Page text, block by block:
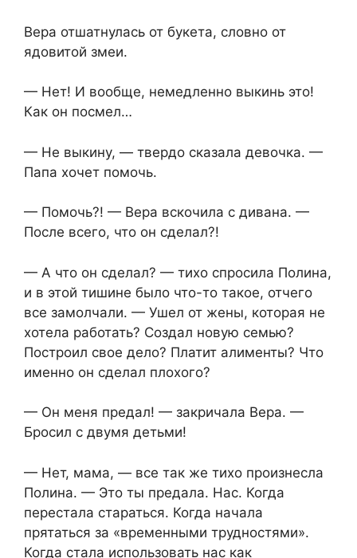
Вера отшатнулась от букета, словно от
ядовитой змеи.
— Нет! И вообще, немедленно выкинь это!
Как он посмел…
— Не выкину, — твердо сказала девочка. —
Папа хочет помочь.
— Помочь?! — Вера вскочила с дивана. —
После всего, что он сделал?!
— А что он сделал? — тихо спросила Полина,
и в этой тишине было что-то такое, отчего
все замолчали. — Ушел от жены, которая не
хотела работать? Создал новую семью?
Построил свое дело? Платит алименты? Что
именно он сделал плохого?
— Он меня предал! — закричала Вера. —
Бросил с двумя детьми!
— Нет, мама, — все так же тихо произнесла
Полина. — Это ты предала. Нас. Когда
перестала стараться. Когда начала
прятаться за «временными трудностями».
Когда стала использовать нас как